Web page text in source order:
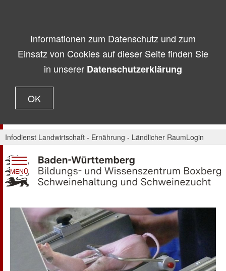
Informationen zum Datenschutz und zum
Einsatz von Cookies auf dieser Seite finden Sie
in unserer Datenschutzerklärung
OK
Infodienst Landwirtschaft - Ernährung - Ländlicher RaumLogin
MENÜ